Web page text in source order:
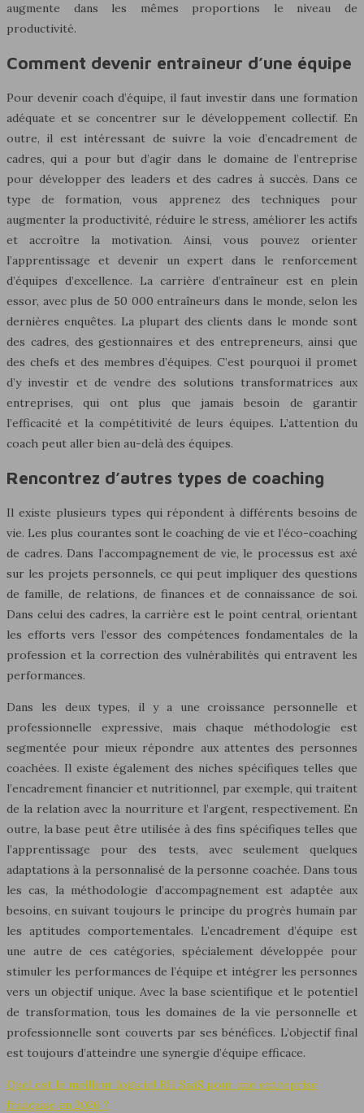
augmente dans les mêmes proportions le niveau de
productivité.
Comment devenir entraîneur d’une équipe
Pour devenir coach d’équipe, il faut investir dans une formation
adéquate et se concentrer sur le développement collectif. En
outre, il est intéressant de suivre la voie d’encadrement de
cadres, qui a pour but d’agir dans le domaine de l’entreprise
pour développer des leaders et des cadres à succès. Dans ce
type de formation, vous apprenez des techniques pour
augmenter la productivité, réduire le stress, améliorer les actifs
et accroître la motivation. Ainsi, vous pouvez orienter
l’apprentissage et devenir un expert dans le renforcement
d’équipes d’excellence. La carrière d’entraîneur est en plein
essor, avec plus de 50 000 entraîneurs dans le monde, selon les
dernières enquêtes. La plupart des clients dans le monde sont
des cadres, des gestionnaires et des entrepreneurs, ainsi que
des chefs et des membres d’équipes. C’est pourquoi il promet
d’y investir et de vendre des solutions transformatrices aux
entreprises, qui ont plus que jamais besoin de garantir
l’efficacité et la compétitivité de leurs équipes. L’attention du
coach peut aller bien au-delà des équipes.
Rencontrez d’autres types de coaching
Il existe plusieurs types qui répondent à différents besoins de
vie. Les plus courantes sont le coaching de vie et l’éco-coaching
de cadres. Dans l’accompagnement de vie, le processus est axé
sur les projets personnels, ce qui peut impliquer des questions
de famille, de relations, de finances et de connaissance de soi.
Dans celui des cadres, la carrière est le point central, orientant
les efforts vers l’essor des compétences fondamentales de la
profession et la correction des vulnérabilités qui entravent les
performances.
Dans les deux types, il y a une croissance personnelle et
professionnelle expressive, mais chaque méthodologie est
segmentée pour mieux répondre aux attentes des personnes
coachées. Il existe également des niches spécifiques telles que
l’encadrement financier et nutritionnel, par exemple, qui traitent
de la relation avec la nourriture et l’argent, respectivement. En
outre, la base peut être utilisée à des fins spécifiques telles que
l’apprentissage pour des tests, avec seulement quelques
adaptations à la personnalisé de la personne coachée. Dans tous
les cas, la méthodologie d’accompagnement est adaptée aux
besoins, en suivant toujours le principe du progrès humain par
les aptitudes comportementales. L’encadrement d’équipe est
une autre de ces catégories, spécialement développée pour
stimuler les performances de l’équipe et intégrer les personnes
vers un objectif unique. Avec la base scientifique et le potentiel
de transformation, tous les domaines de la vie personnelle et
professionnelle sont couverts par ses bénéfices. L’objectif final
est toujours d’atteindre une synergie d’équipe efficace.
Quel est le meilleur logiciel RH SaaS pour une entreprise
française en 2026 ?